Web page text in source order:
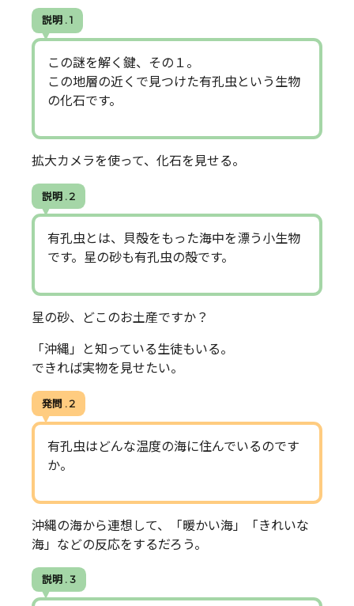
説明 . 1
この謎を解く鍵、その１。
この地層の近くで見つけた有孔虫という生物
の化石です。
拡大カメラを使って、化石を見せる。
説明 . 2
有孔虫とは、貝殻をもった海中を漂う小生物
です。星の砂も有孔虫の殻です。
星の砂、どこのお土産ですか？
「沖縄」と知っている生徒もいる。
できれば実物を見せたい。
発問 . 2
有孔虫はどんな温度の海に住んでいるのです
か。
沖縄の海から連想して、「暖かい海」「きれいな
海」などの反応をするだろう。
説明 . 3